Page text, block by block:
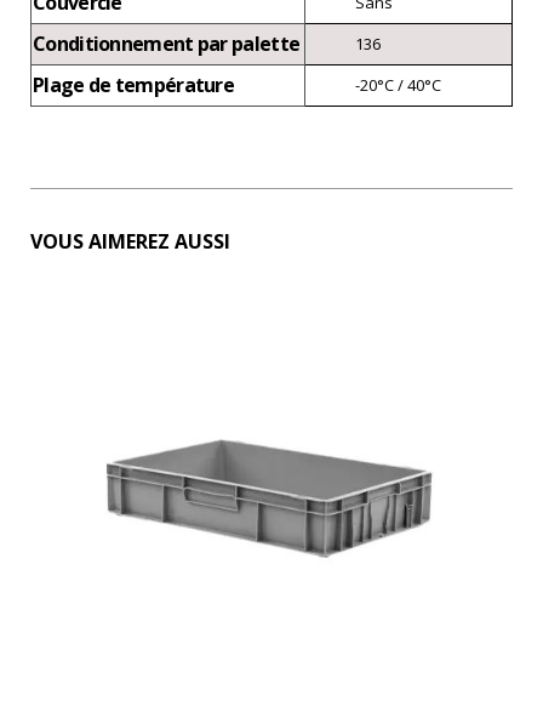
Conditionnement par palette 136
Plage de température -20°C / 40°C
VOUS AIMEREZ AUSSI